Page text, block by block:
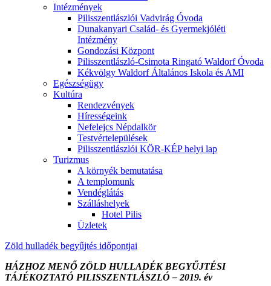
Intézmények
Pilisszentlászlói Vadvirág Óvoda
Dunakanyari Család- és Gyermekjóléti
Intézmény
Gondozási Központ
Pilisszentlászló-Csimota Ringató Waldorf Óvoda
Kékvölgy Waldorf Általános Iskola és AMI
Egészségügy
Kultúra
Rendezvények
Hírességeink
Nefelejcs Népdalkör
Testvértelepülések
Pilisszentlászlói KÖR-KÉP helyi lap
Turizmus
A környék bemutatása
A templomunk
Vendéglátás
Szálláshelyek
Hotel Pilis
Üzletek
Zöld hulladék begyűjtés időpontjai
HÁZHOZ MENŐ ZÖLD HULLADÉK BEGYŰJTÉSI
TÁJÉKOZTATÓ PILISSZENTLÁSZLÓ – 2019. év